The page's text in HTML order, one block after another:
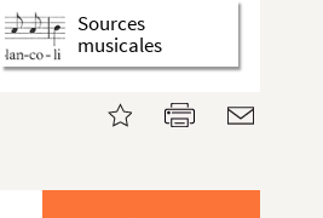
Sources
musicales